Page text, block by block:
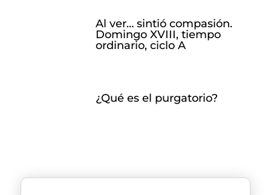
Al ver… sintió compasión.
Domingo XVIII, tiempo
ordinario, ciclo A
¿Qué es el purgatorio?